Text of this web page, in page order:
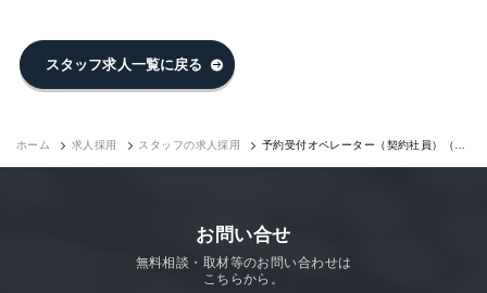
スタッフ求人一覧に戻る
ホーム 求人採用 スタッフの求人採用
予約受付オペレーター（契約社員）（永
お問い合せ
無料相談・取材等のお問い合わせは
こちらから。